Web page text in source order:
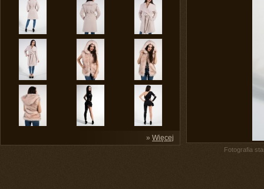
» Więcej
Fotografia